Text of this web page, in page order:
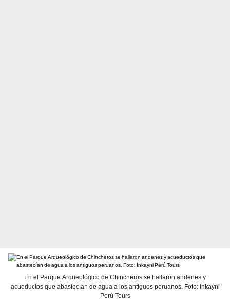
En el Parque Arqueológico de Chincheros se hallaron andenes y
acueductos que abastecían de agua a los antiguos peruanos. Foto: Inkayni
Perú Tours